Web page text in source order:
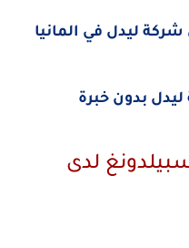
ليدل في المانيا
بدون خبرة
لدى